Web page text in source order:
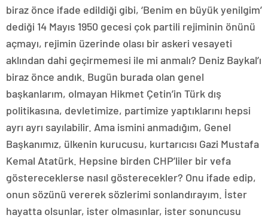
biraz önce ifade edildiği gibi, ‘Benim en büyük yenilgim’
dediği 14 Mayıs 1950 gecesi çok partili rejiminin önünü
açmayı, rejimin üzerinde olası bir askeri vesayeti
aklından dahi geçirmemesi ile mi anmalı? Deniz Baykal’ı
biraz önce andık. Bugün burada olan genel
başkanlarım, olmayan Hikmet Çetin’in Türk dış
politikasına, devletimize, partimize yaptıklarını hepsi
ayrı ayrı sayılabilir. Ama ismini anmadığım, Genel
Başkanımız, ülkenin kurucusu, kurtarıcısı Gazi Mustafa
Kemal Atatürk. Hepsine birden CHP’liler bir vefa
göstereceklerse nasıl gösterecekler? Onu ifade edip,
onun sözünü vererek sözlerimi sonlandırayım. İster
hayatta olsunlar, ister olmasınlar, ister sonuncusu